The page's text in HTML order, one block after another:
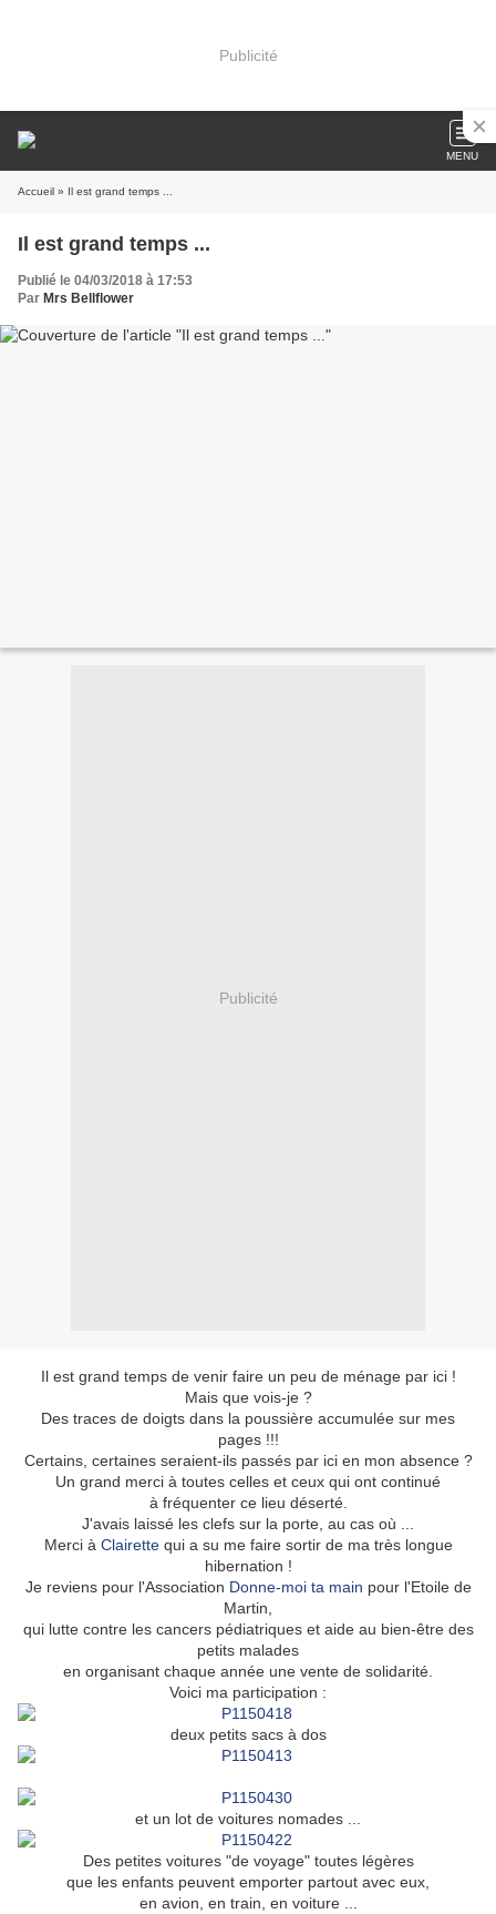
Publicité
MENU
Accueil » Il est grand temps ...
Il est grand temps ...
Publié le 04/03/2018 à 17:53
Par Mrs Bellflower
Publicité
Il est grand temps de venir faire un peu de ménage par ici !
Mais que vois-je ?
Des traces de doigts dans la poussière accumulée sur mes
pages !!!
Certains, certaines seraient-ils passés par ici en mon absence ?
Un grand merci à toutes celles et ceux qui ont continué
à fréquenter ce lieu déserté.
J'avais laissé les clefs sur la porte, au cas où ...
Merci à Clairettequi a su me faire sortir de ma très longue
hibernation !
Je reviens pour l'Association Donne-moi ta main pour l'Etoile de
Martin,
qui lutte contre les cancers pédiatriques et aide au bien-être des
petits malades
en organisant chaque année une vente de solidarité.
Voici ma participation :
deux petits sacs à dos
et un lot de voitures nomades ...
Des petites voitures "de voyage" toutes légères
que les enfants peuvent emporter partout avec eux,
en avion, en train, en voiture ...